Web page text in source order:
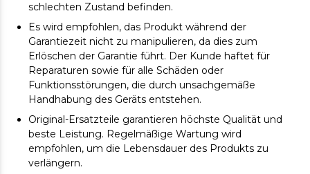
schlechten Zustand befinden.
Es wird empfohlen, das Produkt während der
Garantiezeit nicht zu manipulieren, da dies zum
Erlöschen der Garantie führt. Der Kunde haftet für
Reparaturen sowie für alle Schäden oder
Funktionsstörungen, die durch unsachgemäße
Handhabung des Geräts entstehen.
Original-Ersatzteile garantieren höchste Qualität und
beste Leistung. Regelmäßige Wartung wird
empfohlen, um die Lebensdauer des Produkts zu
verlängern.